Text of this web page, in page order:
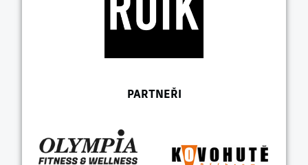
PARTNEŘI